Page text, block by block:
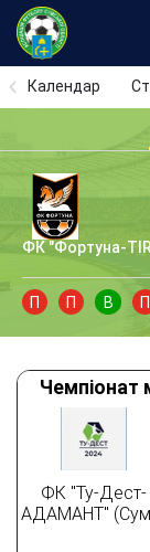
Календар
ФК "Фортуна-
П П В П
Чемпіонат
ФК "Ту-Дест-
АДАМАНТ"